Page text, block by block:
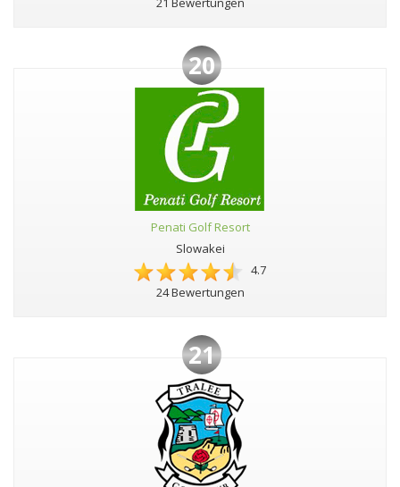
20
Penati Golf Resort
Slowakei
4.7
24 Bewertungen
21